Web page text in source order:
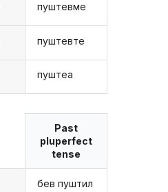
пуштевме
пуштевте
пуштеа
Past
pluperfect
tense
бев пуштил